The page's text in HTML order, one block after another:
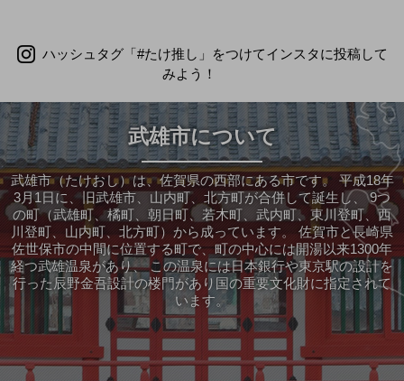
ハッシュタグ「#たけ推し」をつけてインスタに投稿して
みよう！
武雄市について
武雄市（たけおし）は、佐賀県の西部にある市です。 平成18年
3月1日に、旧武雄市、山内町、北方町が合併して誕生し、9つ
の町（武雄町、橘町、朝日町、若木町、武内町、東川登町、西
川登町、山内町、北方町）から成っています。
佐賀市と長崎県
佐世保市の中間に位置する町で、町の中心には開湯以来1300年
経つ武雄温泉があり、この温泉には日本銀行や東京駅の設計を
行った辰野金吾設計の楼門があり国の重要文化財に指定されて
います。